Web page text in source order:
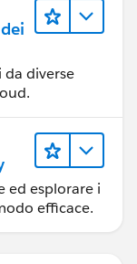
diverse
ed esplorare i
efficace.